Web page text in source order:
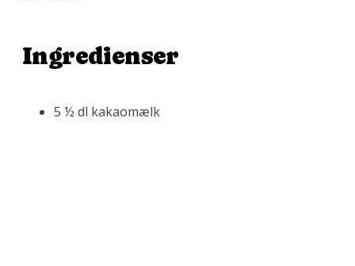
Ingredienser
5 ½ dl kakaomælk